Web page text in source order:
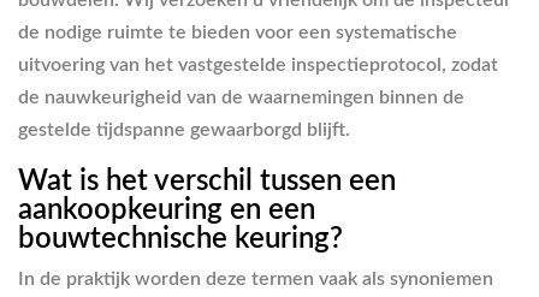
de nodige ruimte te bieden voor een systematische
uitvoering van het vastgestelde inspectieprotocol, zodat
de nauwkeurigheid van de waarnemingen binnen de
gestelde tijdspanne gewaarborgd blijft.
Wat is het verschil tussen een
aankoopkeuring en een
bouwtechnische keuring?
In de praktijk worden deze termen vaak als synoniemen